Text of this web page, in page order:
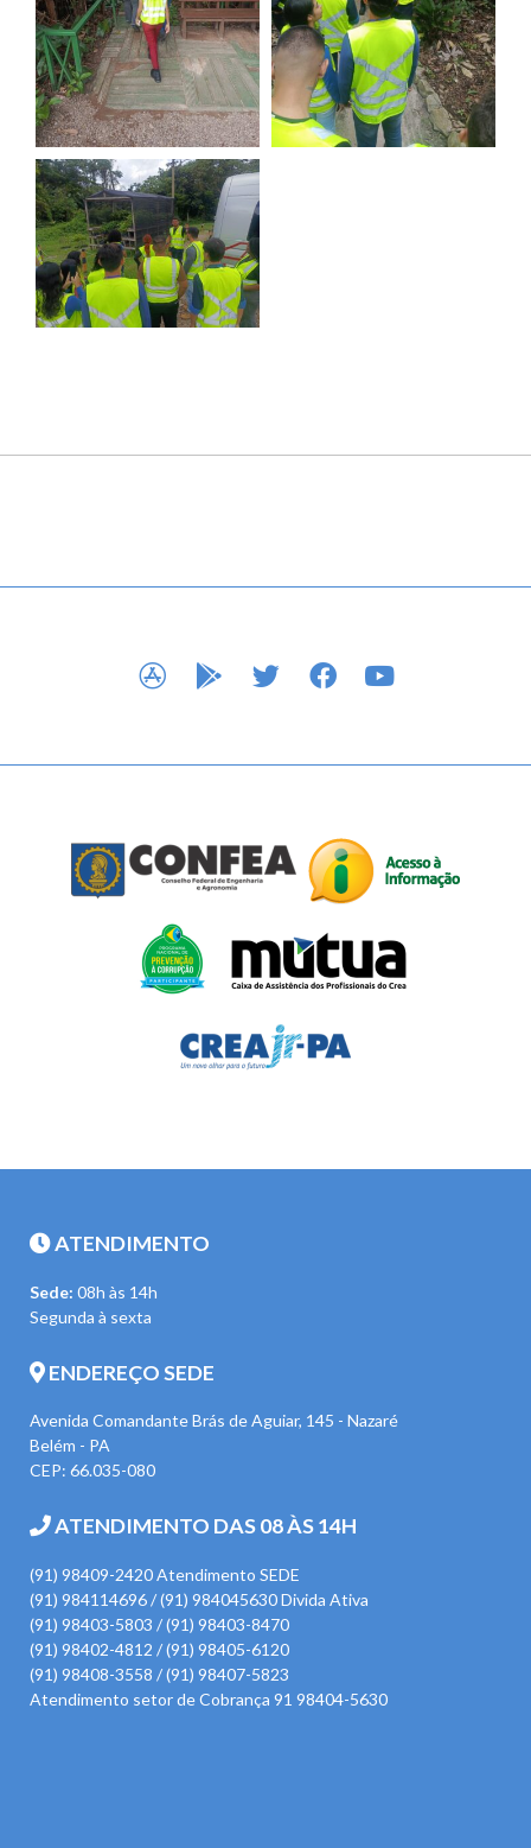
APP STOREGOOGLE PLAY
TWITTERFACEBOOK
ATENDIMENTO
Sede: 08h às 14h
Segunda à sexta
ENDEREÇO SEDE
Avenida Comandante Brás de Aguiar, 145 - Nazaré
Belém - PA
CEP: 66.035-080
ATENDIMENTO DAS 08 ÀS 14H
(91) 98409-2420 Atendimento SEDE
(91) 984114696 / (91) 984045630 Divida Ativa
(91) 98403-5803 / (91) 98403-8470
(91) 98402-4812 / (91) 98405-6120
(91) 98408-3558 / (91) 98407-5823
Atendimento setor de Cobrança 91 98404-5630